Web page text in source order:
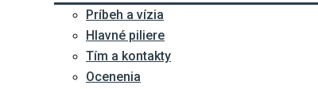
Príbeh a vízia
Hlavné piliere
Tím a kontakty
Ocenenia